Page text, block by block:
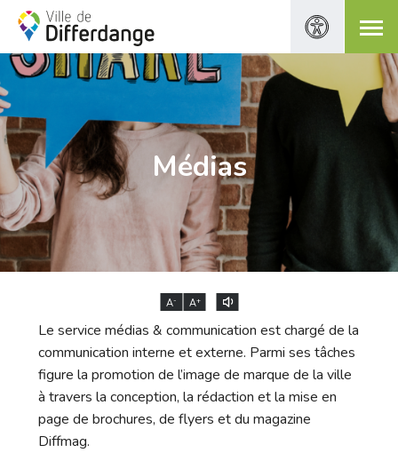
Médias
A- A+
Le service médias & communication est chargé de la
communication interne et externe. Parmi ses tâches
figure la promotion de l’image de marque de la ville
à travers la conception, la rédaction et la mise en
page de brochures, de flyers et du magazine
Diffmag.